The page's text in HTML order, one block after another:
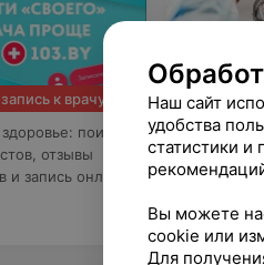
к врачу
поиск
отзывы
и запись онлайн
SANTE
Операция
детям
аденоидов)
Наш сайт
удобства
статистики и
Вы можете
cookie или
Для